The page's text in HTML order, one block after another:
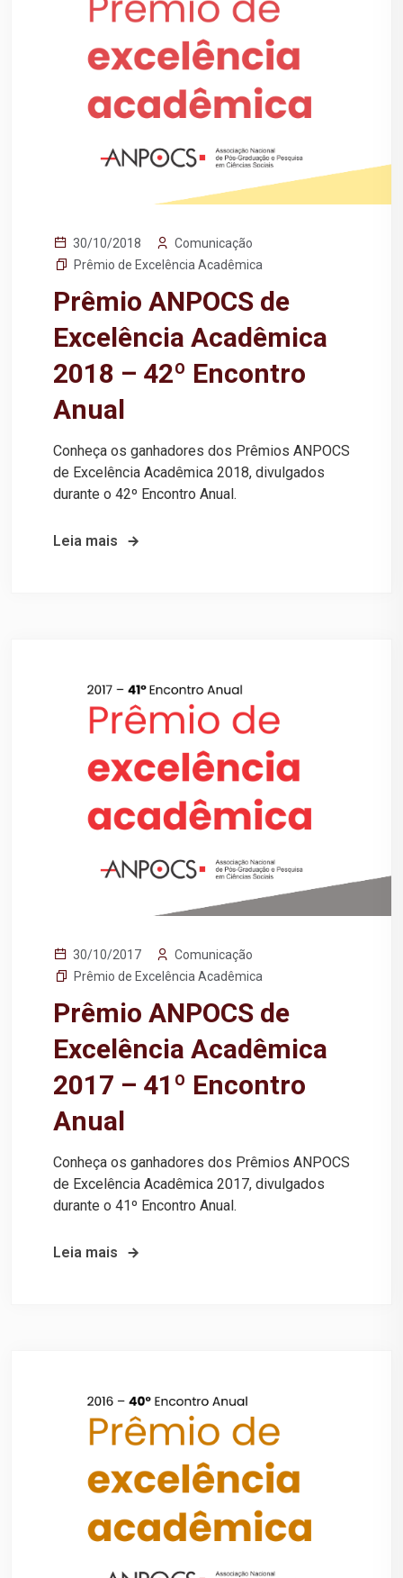
30/10/2018
Comunicação
Prêmio de Excelência Acadêmica
Prêmio ANPOCS de
Excelência Acadêmica
2018 – 42º Encontro
Anual
Conheça os ganhadores dos Prêmios ANPOCS
de Excelência Acadêmica 2018, divulgados
durante o 42º Encontro Anual.
Leia mais
30/10/2017
Comunicação
Prêmio de Excelência Acadêmica
Prêmio ANPOCS de
Excelência Acadêmica
2017 – 41º Encontro
Anual
Conheça os ganhadores dos Prêmios ANPOCS
de Excelência Acadêmica 2017, divulgados
durante o 41º Encontro Anual.
Leia mais